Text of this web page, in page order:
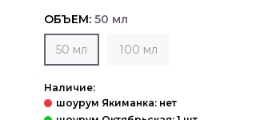
ОБЪЕМ: 50 мл
50 мл 100 мл
Наличие: